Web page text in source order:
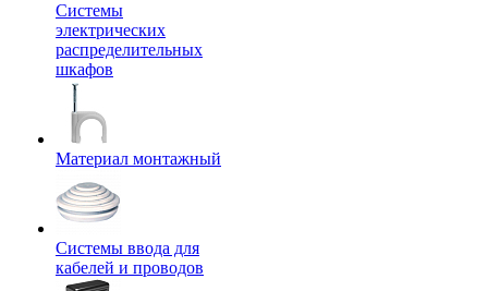
Системы
электрических
распределительных
шкафов
Материал монтажный
Системы ввода для
кабелей и проводов